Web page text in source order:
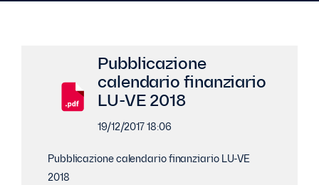
Pubblicazione
calendario finanziario
LU-VE 2018
19/12/2017 18:06
Pubblicazione calendario finanziario LU-VE
2018